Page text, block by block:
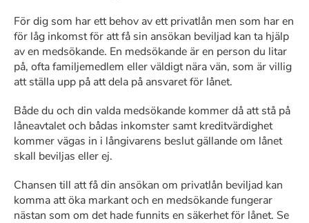
För dig som har ett behov av ett privatlån men som har en
för låg inkomst för att få sin ansökan beviljad kan ta hjälp
av en medsökande. En medsökande är en person du litar
på, ofta familjemedlem eller väldigt nära vän, som är villig
att ställa upp på att dela på ansvaret för lånet.
Både du och din valda medsökande kommer då att stå på
låneavtalet och bådas inkomster samt kreditvärdighet
kommer vägas in i långivarens beslut gällande om lånet
skall beviljas eller ej.
Chansen till att få din ansökan om privatlån beviljad kan
komma att öka markant och en medsökande fungerar
nästan som om det hade funnits en säkerhet för lånet. Se